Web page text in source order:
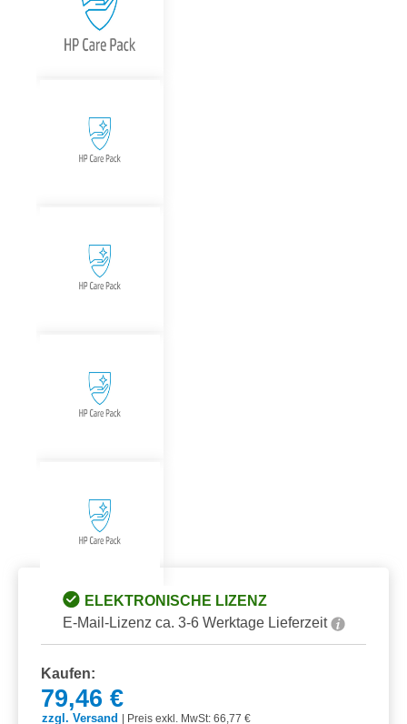
ELEKTRONISCHE LIZENZ
E-Mail-Lizenz ca. 3-6 Werktage Lieferzeit
Kaufen:
79,46 €
zzgl. Versand
Preis exkl. MwSt: 66,77 €